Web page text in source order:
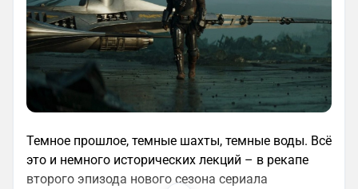
Темное прошлое, темные шахты, темные воды. Всё
это и немного исторических лекций – в рекапе
второго эпизода нового сезона сериала